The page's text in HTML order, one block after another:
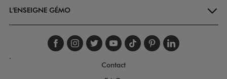
L'ENSEIGNE GÉMO
Suivez-nous sur
Suivez-nous sur
Suivez-nous sur
Suivez-nous
Suivez-nous
Suivez-
.
Contact